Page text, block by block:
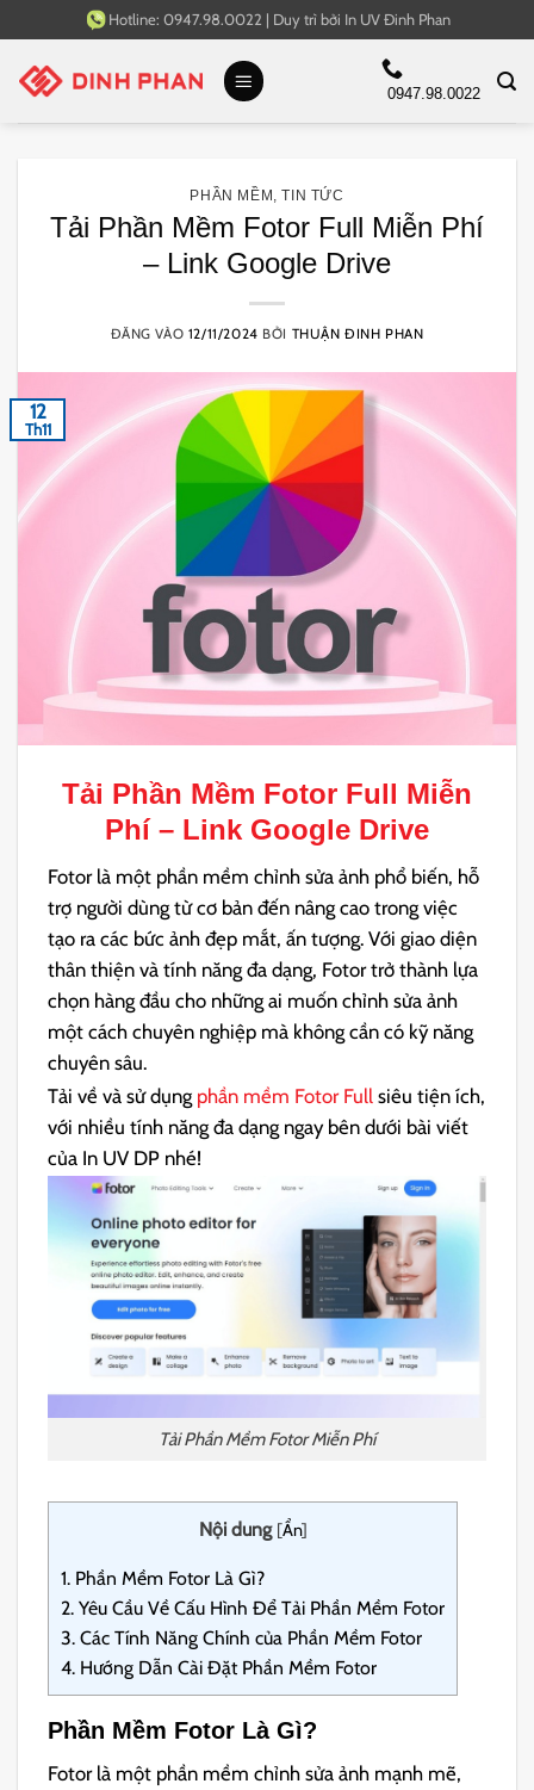
qua
nội
Hotline: 0947.98.0022 | Duy trì bởi In UV Đinh Phan
0947.98.0022
PHẦN MỀM ,TIN TỨC
Tải Phần Mềm Fotor Full Miễn Phí
– Link Google Drive
ĐĂNG VÀO 12/11/2024 BỞI THUẬN ĐINH PHAN
12
Th11
Tải Phần Mềm Fotor Full Miễn
Phí – Link Google Drive
Fotor là một phần mềm chỉnh sửa ảnh phổ biến, hỗ
trợ người dùng từ cơ bản đến nâng cao trong việc
tạo ra các bức ảnh đẹp mắt, ấn tượng. Với giao diện
thân thiện và tính năng đa dạng, Fotor trở thành lựa
chọn hàng đầu cho những ai muốn chỉnh sửa ảnh
một cách chuyên nghiệp mà không cần có kỹ năng
chuyên sâu.
Tải về và sử dụng phần mềm Fotor Fullsiêu tiện ích,
với nhiều tính năng đa dạng ngay bên dưới bài viết
của In UV DP nhé!
Tải Phần Mềm Fotor Miễn Phí
Nội dung [Ẩn]
1. Phần Mềm Fotor Là Gì?
2. Yêu Cầu Về Cấu Hình Để Tải Phần Mềm Fotor
3. Các Tính Năng Chính của Phần Mềm Fotor
4. Hướng Dẫn Cài Đặt Phần Mềm Fotor
Phần Mềm Fotor Là Gì?
Fotor là một phần mềm chỉnh sửa ảnh mạnh mẽ,